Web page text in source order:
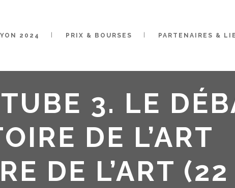
2024 PRIX & BOURSES PARTENAIRES &
3. LE
DE L’ART
DE L’ART (22